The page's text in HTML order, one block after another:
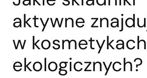
aktywne
w kosmetykach
ekologicznych?